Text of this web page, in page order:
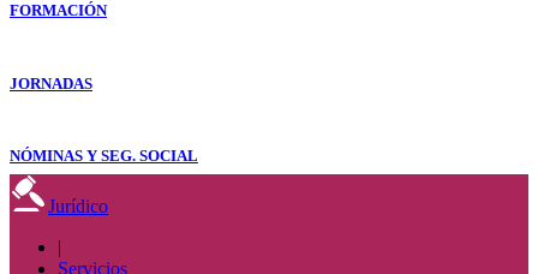
FORMACIÓN
JORNADAS
NÓMINAS Y SEG. SOCIAL
Jurídico
|
Servicios